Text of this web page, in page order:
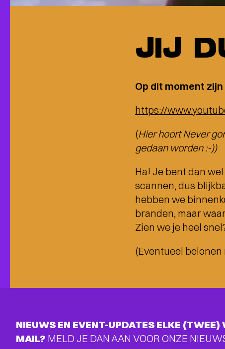
JIJ
Op dit moment
https://
(Hier hoort Never
gedaan worden :-))
Ha! Je bent dan
scannen, dus
hebben we
branden, maar
Zien we je heel
(Eventueel
NIEUWS EN EVENT-UPDATES ELKE (TWEE)
MAIL? MELD JE DAN AAN VOOR ONZE